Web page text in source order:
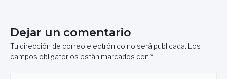
Dejar un comentario
Tu dirección de correo electrónico no será publicada. Los
campos obligatorios están marcados con *